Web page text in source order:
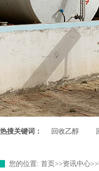
热搜关键词： 回收乙醇
您的位置: 首页 >>资讯中心>>